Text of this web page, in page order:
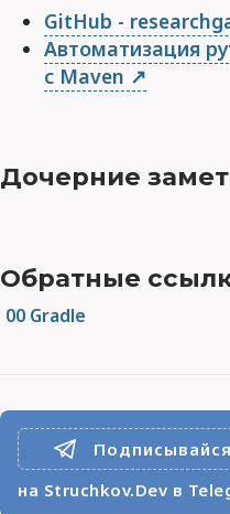
GitHub -
Автоматизация
с Maven
Дочерние
Обратные
00 Gradle
Подписывайся
на Struchkov.Dev в